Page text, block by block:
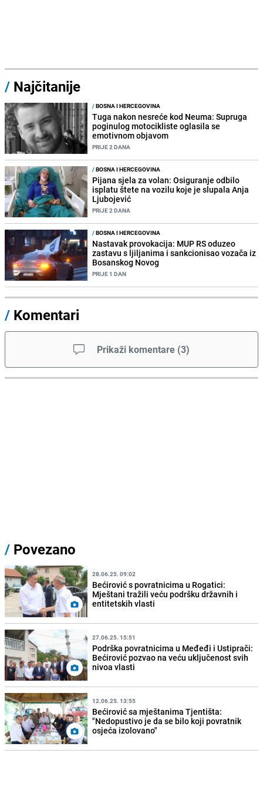
/ Najčitanije
/BOSNA I HERCEGOVINA
Tuga nakon nesreće kod Neuma: Supruga
poginulog motocikliste oglasila se
emotivnom objavom
PRIJE 2 DANA
/BOSNA I HERCEGOVINA
Pijana sjela za volan: Osiguranje odbilo
isplatu štete na vozilu koje je slupala Anja
Ljubojević
PRIJE 2 DANA
/BOSNA I HERCEGOVINA
Nastavak provokacija: MUP RS oduzeo
zastavu s ljiljanima i sankcionisao vozača iz
Bosanskog Novog
PRIJE 1 DAN
/ Komentari
Prikaži komentare (3)
/ Povezano
28.06.25. 09:02
Bećirović s povratnicima u Rogatici:
Mještani tražili veću podršku državnih i
entitetskih vlasti
27.06.25. 15:51
Podrška povratnicima u Međeđi i Ustiprači:
Bećirović pozvao na veću uključenost svih
nivoa vlasti
12.06.25. 13:55
Bećirović sa mještanima Tjentišta:
"Nedopustivo je da se bilo koji povratnik
osjeća izolovano"